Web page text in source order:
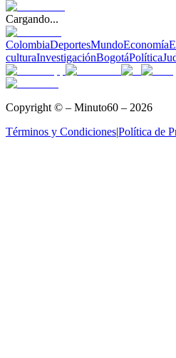
Cargando...
ColombiaDeportesMundoEconomía
culturaInvestigaciónBogotáPolítica
Copyright © – Minuto60 – 2026
Términos y Condiciones|Política de